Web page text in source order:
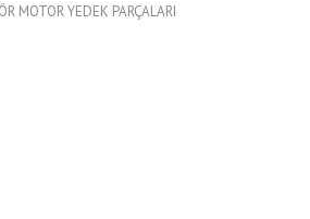
MOTOR YEDEK PARÇALARI